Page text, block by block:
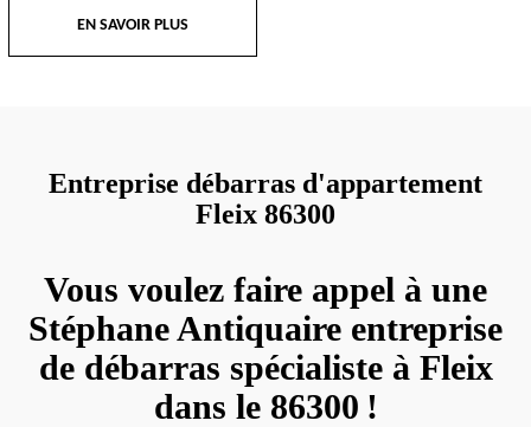
EN SAVOIR PLUS
Entreprise débarras d'appartement
Fleix 86300
Vous voulez faire appel à une
Stéphane Antiquaire entreprise
de débarras spécialiste à Fleix
dans le 86300 !